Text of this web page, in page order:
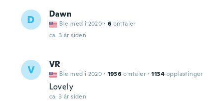
D Dawn
Ble med i 2020 · 6 omtaler
ca. 3 år siden
V VR
Ble med i 2020 · 1936 omtaler · 1134 opplastinger
Lovely
ca. 3 år siden